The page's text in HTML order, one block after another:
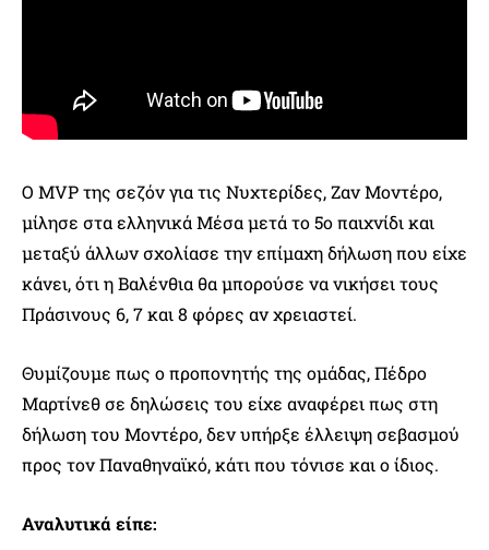
Ο MVP της σεζόν για τις Νυχτερίδες, Ζαν Μοντέρο,
μίλησε στα ελληνικά Μέσα μετά το 5ο παιχνίδι και
μεταξύ άλλων σχολίασε την επίμαχη δήλωση που είχε
κάνει, ότι η Βαλένθια θα μπορούσε να νικήσει τους
Πράσινους 6, 7 και 8 φόρες αν χρειαστεί.
Θυμίζουμε πως ο προπονητής της ομάδας, Πέδρο
Μαρτίνεθ σε δηλώσεις του είχε αναφέρει πως στη
δήλωση του Μοντέρο, δεν υπήρξε έλλειψη σεβασμού
προς τον Παναθηναϊκό, κάτι που τόνισε και ο ίδιος.
Αναλυτικά είπε: